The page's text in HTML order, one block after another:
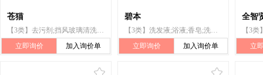
苍猫
【3类】去污剂;挡风玻璃清洗剂;汽车用清洁剂;风挡玻璃清洗液;玻璃清洁制剂;汽车用清洁制剂;空气芳香剂;室内用空气芳香剂;车用芳香剂;去蜡水
立即询价
加入询价单
碧本
【3类】洗发液;浴液;香皂;洗面奶;清洁制剂;香精油;美容面膜;化妆品;去斑霜;唇膏
立即询价
加入询价单
全智
立